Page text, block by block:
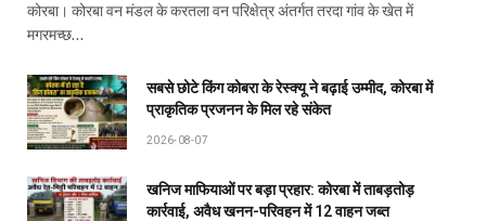
कोरबा। कोरबा वन मंडल के करतला वन परिक्षेत्र अंतर्गत तरदा गांव के खेत में
मगरमच्छ…
सबसे छोटे किंग कोबरा के रेस्क्यू ने बढ़ाई उम्मीद, कोरबा में
प्राकृतिक प्रजनन के मिल रहे संकेत
2026-08-07
खनिज माफियाओं पर बड़ा प्रहार: कोरबा में ताबड़तोड़
कार्रवाई, अवैध खनन-परिवहन में 12 वाहन जब्त